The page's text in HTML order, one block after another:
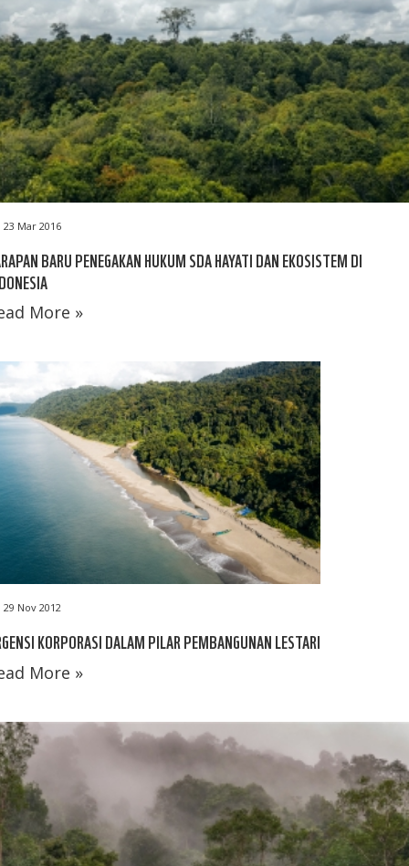
23 Mar 2016
BARU PENEGAKAN HUKUM SDA HAYATI DAN EKOSISTEM DI
More »
29 Nov 2012
KORPORASI DALAM PILAR PEMBANGUNAN LESTARI
More »